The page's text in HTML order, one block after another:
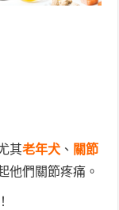
其老年犬 、 關節
他們關節疼痛。